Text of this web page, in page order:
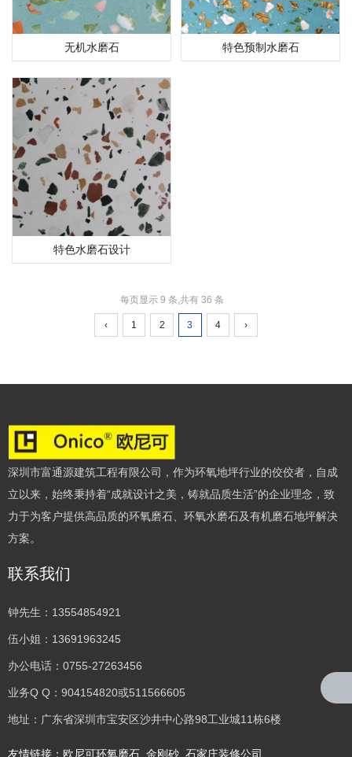
无机水磨石 特色预制水磨石
特色水磨石设计
每页显示 9 条,共有 36 条
‹ 1 2 3 4 ›
深圳市富通源建筑工程有限公司，作为环氧地坪行业的佼佼者，自成
立以来，始终秉持着“成就设计之美，铸就品质生活”的企业理念，致
力于为客户提供高品质的环氧磨石、环氧水磨石及有机磨石地坪解决
方案。
联系我们
钟先生：13554854921
伍小姐：13691963245
办公电话：0755-27263456
业务Q Q：904154820或511566605
地址：广东省深圳市宝安区沙井中心路98工业城11栋6楼
友情链接： 欧尼可环氧磨石 金刚砂 石家庄装修公司